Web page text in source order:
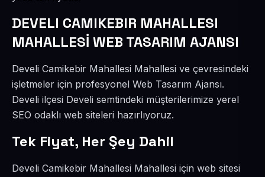
DEVELI CAMIKEBIR MAHALLESI
MAHALLESİ WEB TASARIM AJANSI
Develi Camikebir Mahallesi Mahallesi ve çevresindeki
işletmeler için profesyonel Web Tasarım Ajansı.
Develi ilçesi Develi semtindeki müşterilerimize yerel
SEO odaklı web siteleri hazırlıyoruz.
Tek Fiyat, Her Şey Dahil
Develi Camikebir Mahallesi Mahallesi için web sitesi